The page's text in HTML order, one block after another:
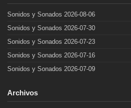
Sonidos y Sonados 2026-08-06
Sonidos y Sonados 2026-07-30
Sonidos y Sonados 2026-07-23
Sonidos y Sonados 2026-07-16
Sonidos y Sonados 2026-07-09
Archivos